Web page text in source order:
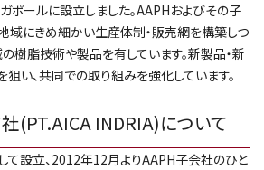
ポールに設立しました。AAPHおよびその子
域にきめ細かい生産体制・販売網を構築しつ
樹脂技術や製品を有しています。新製品・新
い、共同での取り組みを強化しています。
(PT.AICA INDRIA)について
て設立、2012年12月よりAAPH子会社のひと